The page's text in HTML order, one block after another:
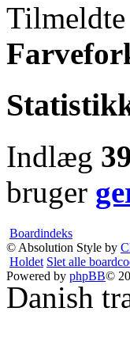
Indlæg 39
bruger
Boardindeks
© Absolution Style by
Holdet Slet alle
Powered by phpBB©
Danish